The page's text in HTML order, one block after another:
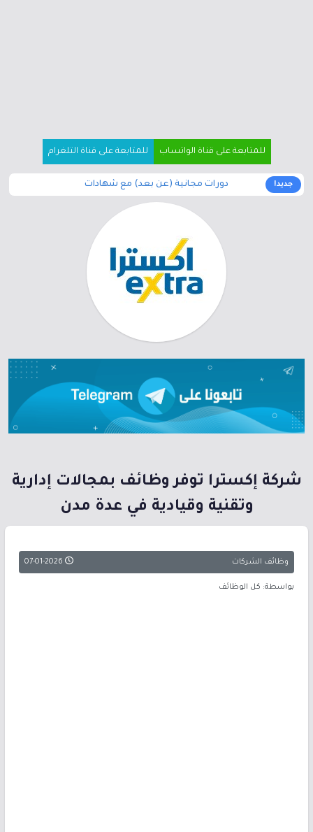
للمتابعة على قناة الواتساب للمتابعة على قناة التلغرام
جديد! دورات مجانية (عن بعد) مع شهادات
شركة إكسترا توفر وظائف بمجالات إدارية
وتقنية وقيادية في عدة مدن
وظائف الشركات 07-01-2026
بواسطة: كل الوظائف